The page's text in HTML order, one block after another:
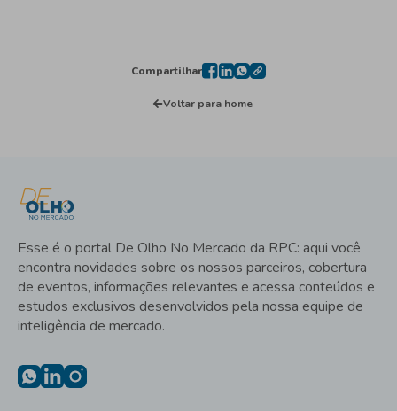
Compartilhar
Voltar para home
Esse é o portal De Olho No Mercado da RPC: aqui você
encontra novidades sobre os nossos parceiros, cobertura
de eventos, informações relevantes e acessa conteúdos e
estudos exclusivos desenvolvidos pela nossa equipe de
inteligência de mercado.